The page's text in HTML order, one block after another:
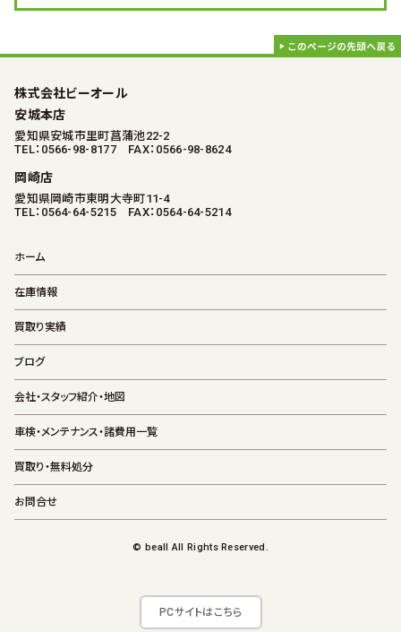
株式会社ビーオール
安城本店
愛知県安城市里町菖蒲池22-2
TEL：0566-98-8177 FAX：0566-98-8624
岡崎店
愛知県岡崎市東明大寺町11-4
TEL：0564-64-5215 FAX：0564-64-5214
ホーム
在庫情報
買取り実績
ブログ
会社・スタッフ紹介・地図
車検・メンテナンス・諸費用一覧
買取り・無料処分
お問合せ
© beall All Rights Reserved.
PCサイトはこちら